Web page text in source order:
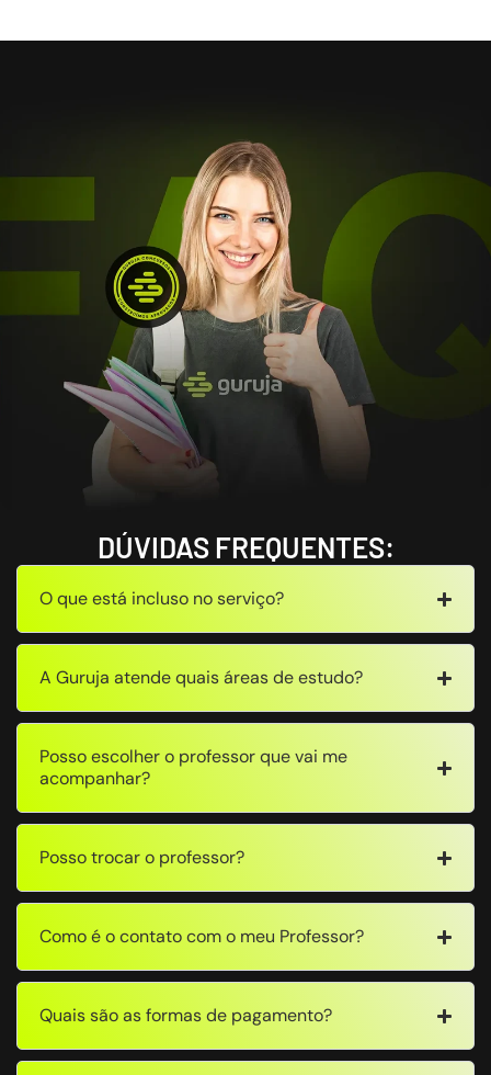
DÚVIDAS FREQUENTES:
O que está incluso no serviço?
A Guruja atende quais áreas de estudo?
Posso escolher o professor que vai me
acompanhar?
Posso trocar o professor?
Como é o contato com o meu Professor?
Quais são as formas de pagamento?